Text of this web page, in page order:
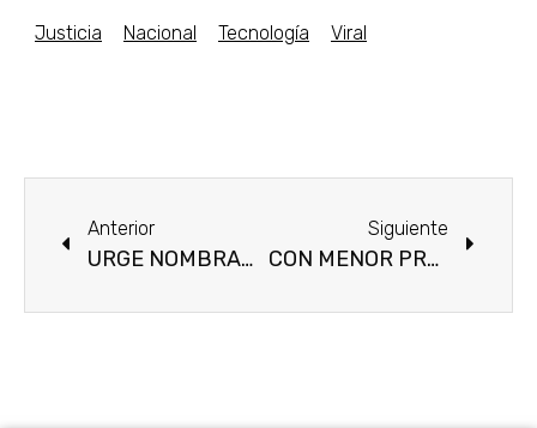
Justicia Nacional Tecnología Viral
Anterior
URGE NOMBRAMIENTO DE TITULAR DEL IMM.
Siguiente
CON MENOR PRESUPUESTO INE.